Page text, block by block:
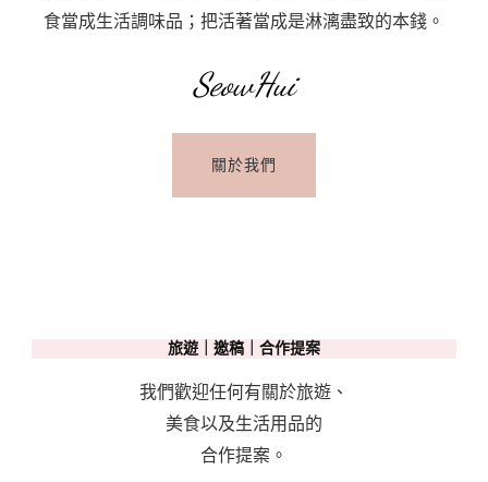
食當成生活調味品；把活著當成是淋漓盡致的本錢。
SeowHui
關於我們
旅遊｜邀稿｜合作提案
我們歡迎任何有關於旅遊、
美食以及生活用品的
合作提案。